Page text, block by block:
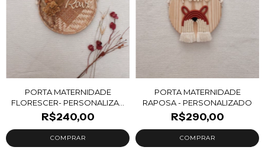
PORTA MATERNIDADE
FLORESCER- PERSONALIZA...
R$240,00
PORTA MATERNIDADE
RAPOSA - PERSONALIZADO
R$290,00